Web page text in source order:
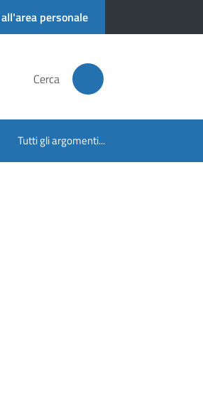
personale
Cerca
Tutti gli argomenti...